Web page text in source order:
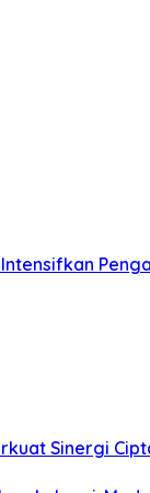
Sinergi